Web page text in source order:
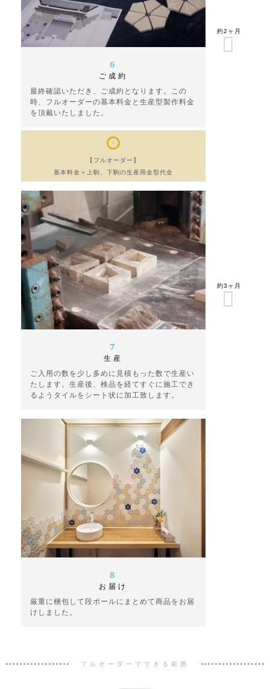
6
ご成約
最終確認いただき、ご成約となります。この
時、フルオーダーの基本料金と生産型製作料金
を頂戴いたしました。
【フルオーダー】
基本料金＋上駒、下駒の生産用金型代金
約2ヶ月
7
生産
ご入用の数を少し多めに見積もった数で生産い
たします。生産後、検品を経てすぐに施工でき
るようタイルをシート状に加工致します。
約3ヶ月
8
お届け
厳重に梱包して段ボールにまとめて商品をお届
けしました。
フルオーダーでできる範囲